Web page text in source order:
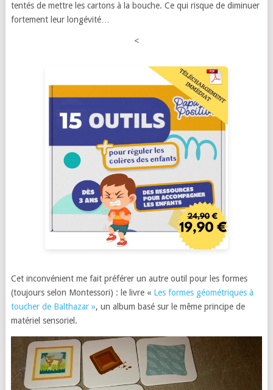
tentés de mettre les cartons à la bouche. Ce qui risque de diminuer
fortement leur longévité…
<
Cet inconvénient me fait préférer un autre outil pour les formes
(toujours selon Montessori) : le livre « Les formes géométriques à
toucher de Balthazar », un album basé sur le même principe de
matériel sensoriel.